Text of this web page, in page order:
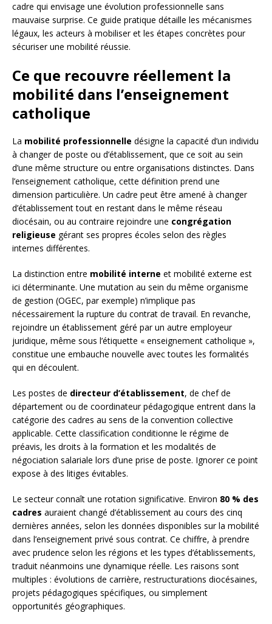
cadre qui envisage une évolution professionnelle sans
mauvaise surprise. Ce guide pratique détaille les mécanismes
légaux, les acteurs à mobiliser et les étapes concrètes pour
sécuriser une mobilité réussie.
Ce que recouvre réellement la
mobilité dans l’enseignement
catholique
La mobilité professionnelle désigne la capacité d’un individu
à changer de poste ou d’établissement, que ce soit au sein
d’une même structure ou entre organisations distinctes. Dans
l’enseignement catholique, cette définition prend une
dimension particulière. Un cadre peut être amené à changer
d’établissement tout en restant dans le même réseau
diocésain, ou au contraire rejoindre une congrégation
religieuse gérant ses propres écoles selon des règles
internes différentes.
La distinction entre mobilité interne et mobilité externe est
ici déterminante. Une mutation au sein du même organisme
de gestion (OGEC, par exemple) n’implique pas
nécessairement la rupture du contrat de travail. En revanche,
rejoindre un établissement géré par un autre employeur
juridique, même sous l’étiquette « enseignement catholique »,
constitue une embauche nouvelle avec toutes les formalités
qui en découlent.
Les postes de directeur d’établissement, de chef de
département ou de coordinateur pédagogique entrent dans la
catégorie des cadres au sens de la convention collective
applicable. Cette classification conditionne le régime de
préavis, les droits à la formation et les modalités de
négociation salariale lors d’une prise de poste. Ignorer ce point
expose à des litiges évitables.
Le secteur connaît une rotation significative. Environ 80 % des
cadres auraient changé d’établissement au cours des cinq
dernières années, selon les données disponibles sur la mobilité
dans l’enseignement privé sous contrat. Ce chiffre, à prendre
avec prudence selon les régions et les types d’établissements,
traduit néanmoins une dynamique réelle. Les raisons sont
multiples : évolutions de carrière, restructurations diocésaines,
projets pédagogiques spécifiques, ou simplement
opportunités géographiques.